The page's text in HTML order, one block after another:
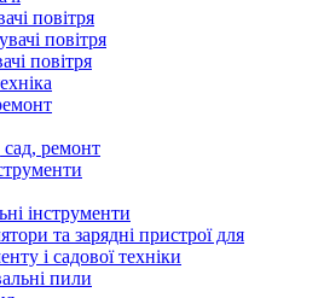
повітря
повітря
повітря
ремонт
інструменти
та зарядні пристрої для
і садової техніки
пили